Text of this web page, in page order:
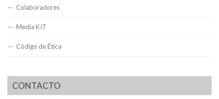
Colaboradores
Media KIT
Código de Ética
CONTACTO